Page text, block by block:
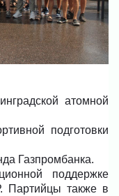
атомной
подготовки
Газпромбанка.
поддержке
Партийцы также в